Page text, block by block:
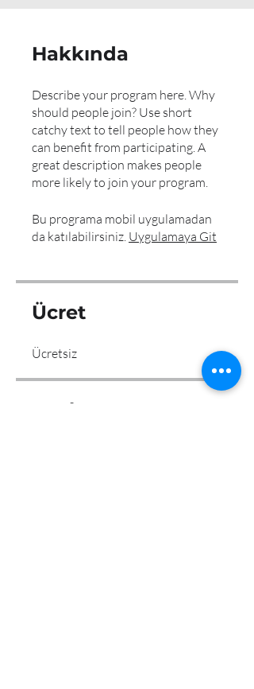
Hakkında
Describe your program here. Why
should people join? Use short
catchy text to tell people how they
can benefit from participating. A
great description makes people
more likely to join your program.
Bu programa mobil uygulamadan
da katılabilirsiniz. Uygulamaya Git
Ücret
Ücretsiz
Paylaşın